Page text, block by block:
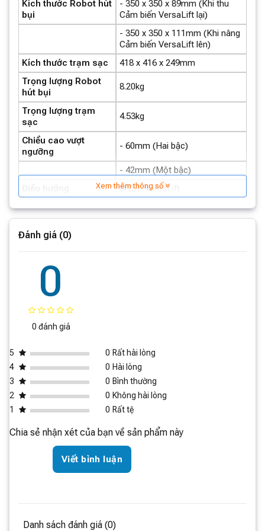
Kích thước Robot hút
bụi
- 350 x 350 x 89mm (Khi thu
Cảm biến VersaLift lại)
- 350 x 350 x 111mm (Khi nâng
Cảm biến VersaLift lên)
Kích thước trạm sạc
418 x 416 x 249mm
Trọng lượng Robot
hút bụi
8.20kg
Trọng lượng trạm
sạc
4.53kg
Chiều cao vượt
ngưỡng
- 60mm (Hai bậc)
- 42mm (Một bậc)
DToF VersaLift
Loại chổi chính
Chổi chống rối kép
HyperStream™
Tránh chướng ngại
Lực hút tối đa (Pa)
Xòe chổi cạnh
Tháo rời giẻ lau
✔
Dung lượng pin
(mAh)
6,400mAh
Dung tích hộp đựng
395ml
Điều khiển bằng
giọng nói
Hệ thống điều khiển bằng giọng
nói tích hợp sẵn do bên thứ ba
hỗ trợ
Giặt giẻ lau nước
Nhận diện bụi bẩn/
Xem thêm thông số
Đánh giá (0)
0
0 đánh giá
5 0 Rất hài lòng
4
0 Hài lòng
3
0 Bình thường
2
0 Không hài lòng
1
0 Rất tệ
Chia sẻ nhận xét của bạn về sản phẩm này
Viết bình luận
Danh sách đánh giá (0)